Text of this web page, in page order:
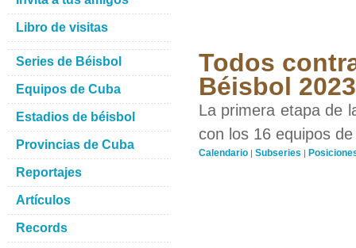
Todos
Béisbol 2023
La primera etapa de
con los 16 equipos
Calendario | Subseries |
Libro de visitas
Series de Béisbol
Equipos de Cuba
Estadios de béisbol
Provincias de Cuba
Reportajes
Artículos
Records